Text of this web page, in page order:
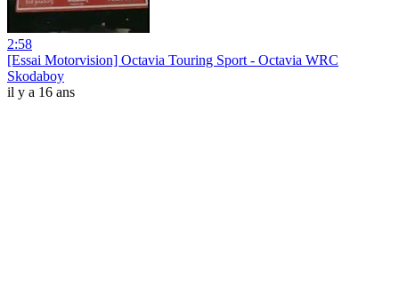
2:58
[Essai Motorvision] Octavia Touring Sport - Octavia WRC
Skodaboy
il y a 16 ans